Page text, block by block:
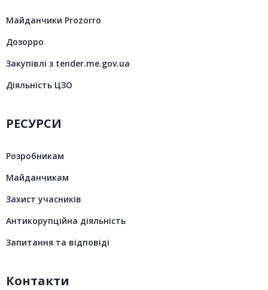
Майданчики Prozorro
Дозорро
Закупівлі з tender.me.gov.ua
Діяльність ЦЗО
РЕСУРСИ
Розробникам
Майданчикам
Захист учасників
Антикорупційна діяльність
Запитання та відповіді
Контакти